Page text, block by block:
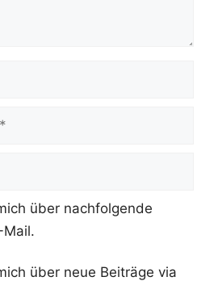
über nachfolgende
Mail.
über neue Beiträge via